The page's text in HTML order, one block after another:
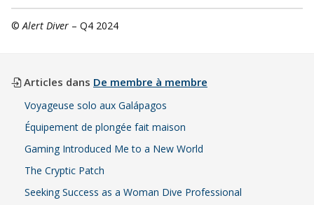
©Alert Diver – Q4 2024
Articles dans De membre à membre
Voyageuse solo aux Galápagos
Équipement de plongée fait maison
Gaming Introduced Me to a New World
The Cryptic Patch
Seeking Success as a Woman Dive Professional